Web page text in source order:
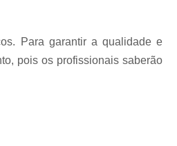
Gabinete Outdoor
Para garantir a qualidade e
pois os profissionais saberão